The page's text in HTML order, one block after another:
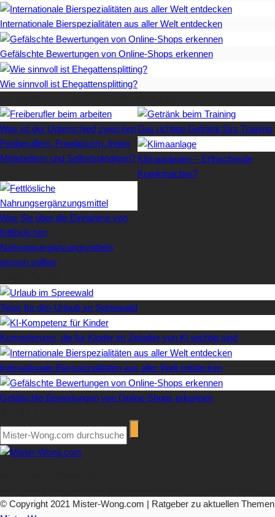
Internationale Bierspezialitäten aus aller Welt entdecken
Gefälschte Bewertungen von Online-Shops erkennen
Wie sinnvoll ist Ehegattensplitting?
Was ist der Unterschied zwischen
Freiberuflern, Freelancern, freien
Mitarbeitern und Selbstständigen?
Das richtige Getränk fürs Training
Klimaanlagen – Erfrischende
Krankmacher?
Was Sie über die Einnahme von
fettlöslichen
Nahrungsergänzungsmitteln
wissen sollten
Tipps für den Urlaub im Spreewald
Kompetenzen, die für Kinder im Zeitalter von KI wichtig sind
Internationale Bierspezialitäten aus aller Welt entdecken
Gefälschte Bewertungen von Online-Shops erkennen
© Copyright 2021 Mister-Wong.com | Ratgeber zu aktuellen Themen